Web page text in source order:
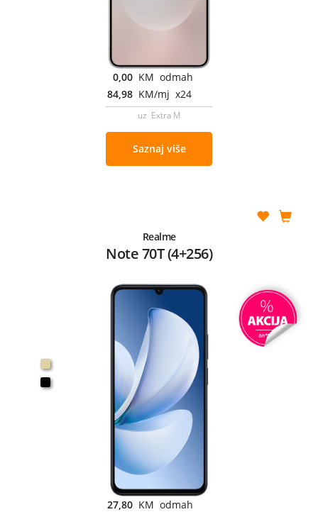
0,00 KM odmah
84,98 KM/mj x24
uz Extra M
Saznaj više
Realme
Note 70T (4+256)
27,80 KM odmah